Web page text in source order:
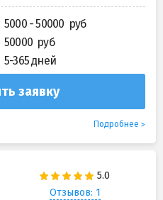
5000 - 50000
50000
5-365 дней
заявку
Подробнее
Отзывов: 1